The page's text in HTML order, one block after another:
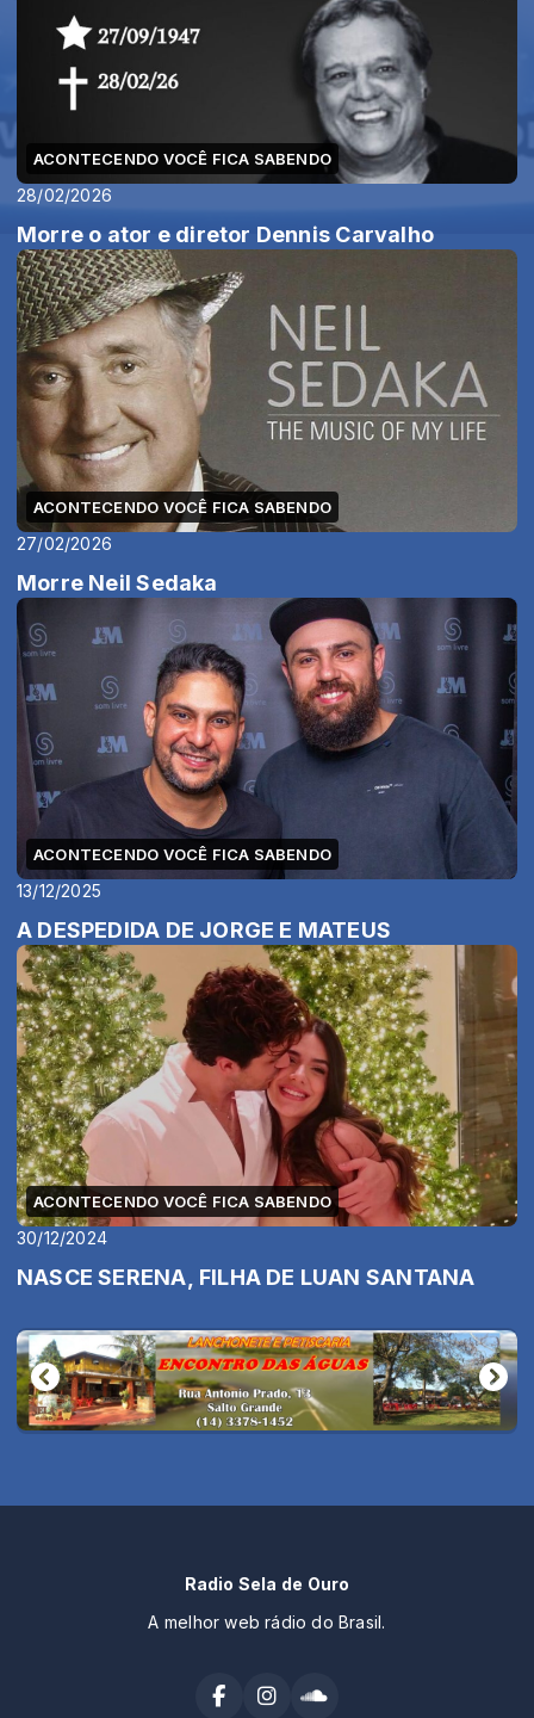
ACONTECENDO VOCÊ FICA SABENDO
28/02/2026
Morre o ator e diretor Dennis Carvalho
ACONTECENDO VOCÊ FICA SABENDO
27/02/2026
Morre Neil Sedaka
ACONTECENDO VOCÊ FICA SABENDO
13/12/2025
A DESPEDIDA DE JORGE E MATEUS
ACONTECENDO VOCÊ FICA SABENDO
30/12/2024
NASCE SERENA, FILHA DE LUAN SANTANA
Radio Sela de Ouro
A melhor web rádio do Brasil.